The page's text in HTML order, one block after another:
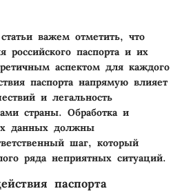
важем отметить, что
российского паспорта и их
аспектом для каждого
паспорта напрямую влияет
и легальность
страны. Обработка и
данных должны
шаг, который
ряда неприятных ситуаций.
паспорта